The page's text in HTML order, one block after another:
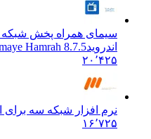
سیمای همراه پخش شبکه
Simaye Hamrah 8.7.5
۲۰٬۴۲۵
نرم افزار شبکه سه برای اندروید TV3
۱۶٬۷۲۵